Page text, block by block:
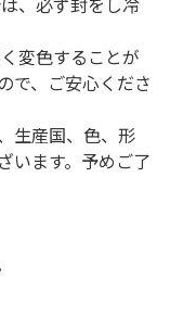
変色することが
で、ご安心くださ
生産国、色、形
います。予めご了